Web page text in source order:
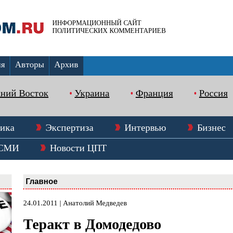
ИНФОРМАЦИОННЫЙ САЙТ
ПОЛИТИЧЕСКИХ КОММЕНТАРИЕВ
Авторы Архив
Восток Украина Франция Россия
Экспертиза Интервью Бизнес
Новости ЦПТ
Главное
24.01.2011 | Анатолий Медведев
Теракт в Домодедово